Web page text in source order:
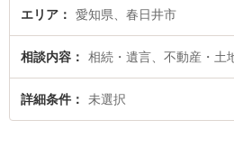
エリア 愛知県、春日井市
相談内容 相続・遺言、不動産・土
詳細条件 未選択